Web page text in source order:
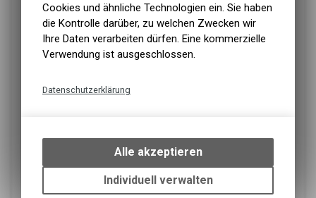
Cookies und ähnliche Technologien ein. Sie haben
die Kontrolle darüber, zu welchen Zwecken wir
Ihre Daten verarbeiten dürfen. Eine kommerzielle
Verwendung ist ausgeschlossen.
Datenschutzerklärung
bestimmte Interaktionen und
Einstellungen auf Ihrem Gerät,
um die grundlegenden
Funktionen unseres Online-
Alle akzeptieren
Individuell verwalten